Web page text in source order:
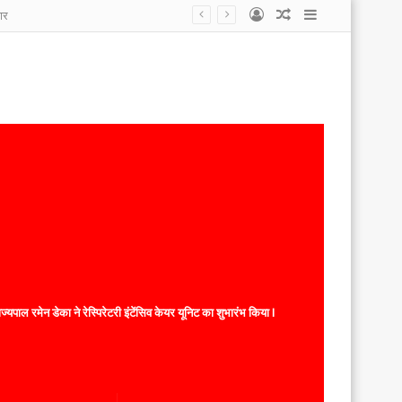
Sidebar
Random
Log
रमेन डेका ने रेस्पिरेटरी इंटेंसिव केयर यूनिट का शुभारंभ किया l